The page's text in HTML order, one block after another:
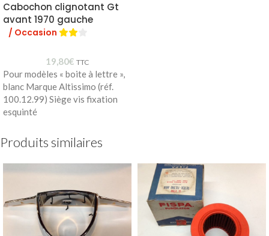
Cabochon clignotant Gt
avant 1970 gauche
/ Occasion
19,80€ TTC
Pour modèles « boite à lettre »,
blanc Marque Altissimo (réf.
100.12.99) Siège vis fixation
esquinté
Produits similaires